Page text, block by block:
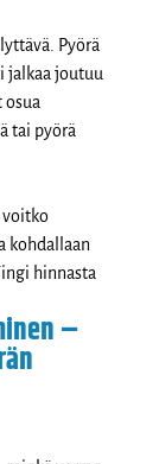
Pyörä
jalkaa joutuu
osua
tai pyörä
voitko
kohdallaan
hinnasta
–